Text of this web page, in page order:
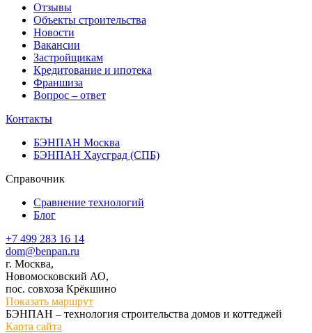
Отзывы
Объекты строительства
Новости
Вакансии
Застройщикам
Кредитование и ипотека
Франшиза
Вопрос – ответ
Контакты
БЭНПАН Москва
БЭНПАН Хаусград (СПБ)
Справочник
Сравнение технологий
Блог
+7 499 283 16 14
dom@benpan.ru
г. Москва,
Новомосковский АО,
пос. совхоза Крёкшино
Показать маршрут
БЭНПАН – технология строительства домов и коттеджей
Карта сайта